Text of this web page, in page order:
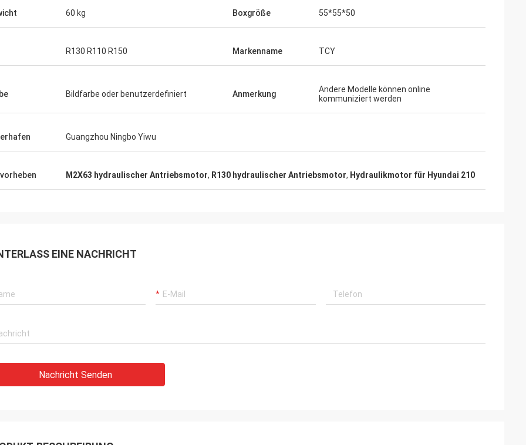
60 kg Boxgröße 55*55*50
R130 R110 R150 Markenname TCY
Bildfarbe oder benutzerdefiniert Anmerkung
Andere Modelle können online
kommuniziert werden
Guangzhou Ningbo Yiwu
M2X63 hydraulischer Antriebsmotor, R130 hydraulischer Antriebsmotor, Hydraulikmotor für Hyundai 210
EINE NACHRICHT
Nachricht Senden